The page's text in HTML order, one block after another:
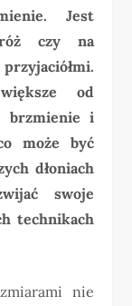
Jest
czy na
od
brzmienie i
może być
dłoniach
swoje
technikach
nie